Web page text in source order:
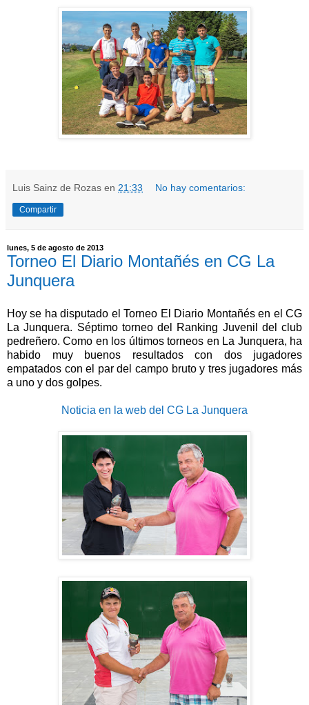
Luis Sainz de Rozas en 21:33 No hay comentarios:
Compartir
lunes, 5 de agosto de 2013
Torneo El Diario Montañés en CG La
Junquera
Hoy se ha disputado el Torneo El Diario Montañés en el CG
La Junquera. Séptimo torneo del Ranking Juvenil del club
pedreñero. Como en los últimos torneos en La Junquera, ha
habido muy buenos resultados con dos jugadores
empatados con el par del campo bruto y tres jugadores más
a uno y dos golpes.
Noticia en la web del CG La Junquera